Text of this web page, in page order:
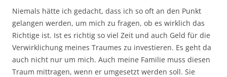
Niemals hätte ich gedacht, dass ich so oft an den Punkt
gelangen werden, um mich zu fragen, ob es wirklich das
Richtige ist. Ist es richtig so viel Zeit und auch Geld für die
Verwirklichung meines Traumes zu investieren. Es geht da
auch nicht nur um mich. Auch meine Familie muss diesen
Traum mittragen, wenn er umgesetzt werden soll. Sie